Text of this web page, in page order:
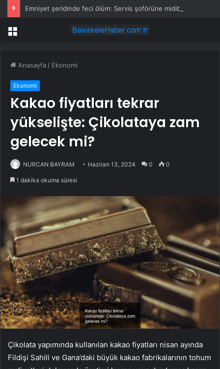
Menü
Anasayfa / Ekonomi
Ekonomi
Kakao fiyatları tekrar
yükselişte: Çikolataya zam
gelecek mi?
NURCAN BAYRAM Haziran 13, 2024 0 0
1 dakika okuma süresi
Çikolata yapımında kullanılan kakao fiyatları nisan ayında
Fildişi Sahili ve Gana’daki büyük kakao fabrikalarının tohum